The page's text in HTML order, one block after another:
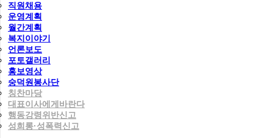
직원채용
운영계획
월간계획
복지이야기
언론보도
포토갤러리
홍보영상
숭덕원봉사단
칭찬마당
대표이사에게바란다
행동강령위반신고
성희롱·성폭력신고